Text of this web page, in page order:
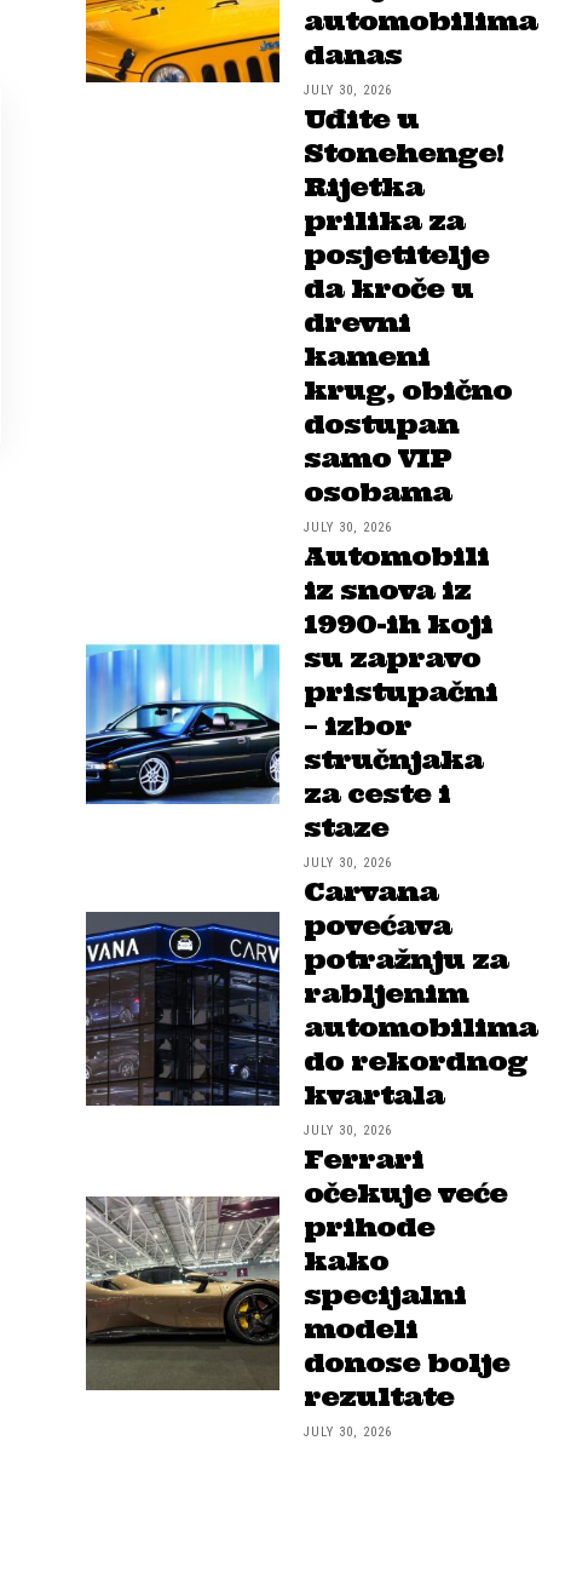
automobilima
danas
JULY 30, 2026
Uđite u
Stonehenge!
Rijetka
prilika za
posjetitelje
da kroče u
drevni
kameni
krug, obično
dostupan
samo VIP
osobama
JULY 30, 2026
Automobili
iz snova iz
1990-ih koji
su zapravo
pristupačni
– izbor
stručnjaka
za ceste i
staze
JULY 30, 2026
Carvana
povećava
potražnju za
rabljenim
automobilima
do rekordnog
kvartala
JULY 30, 2026
Ferrari
očekuje veće
prihode
kako
specijalni
modeli
donose bolje
rezultate
JULY 30, 2026